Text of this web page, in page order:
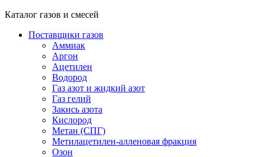
Каталог газов и смесей
Поставщики газов
Аммиак
Аргон
Ацетилен
Водород
Газ азот и жидкий азот
Газ гелий
Закись азота
Кислород
Метан (СПГ)
Метилацетилен-алленовая фракция
Озон